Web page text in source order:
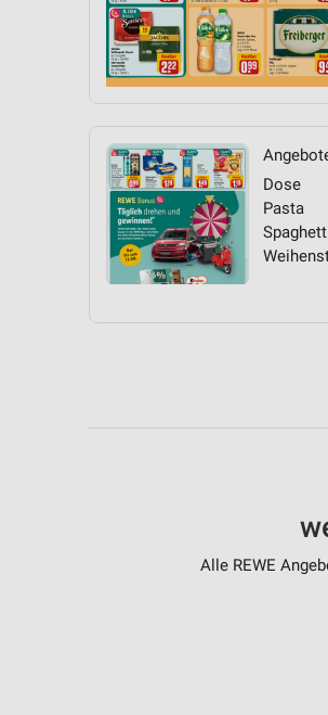
Dose
Pasta
Alle REWE
Geräte anhand von aktiv angeforderten
Nicht-IAB-Verarbeitungszwecke:
Notwendig
Funktional